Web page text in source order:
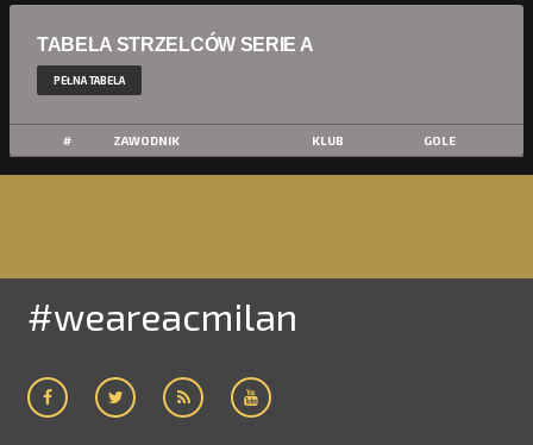
TABELA STRZELCÓW SERIE A
PEŁNA TABELA
# ZAWODNIK KLUB GOLE
#weareacmilan